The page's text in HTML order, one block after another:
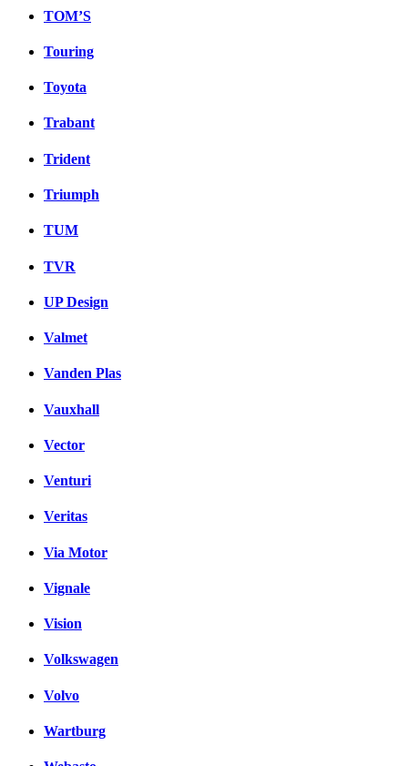
TOM’S
Touring
Toyota
Trabant
Trident
Triumph
TUM
TVR
UP Design
Valmet
Vanden Plas
Vauxhall
Vector
Venturi
Veritas
Via Motor
Vignale
Vision
Volkswagen
Volvo
Wartburg